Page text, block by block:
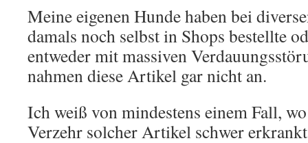
Meine eigenen Hunde haben bei
damals noch selbst in Shops bestellte
entweder mit massiven
nahmen diese Artikel gar nicht an.
Ich weiß von mindestens einem Fall,
Verzehr solcher Artikel schwer